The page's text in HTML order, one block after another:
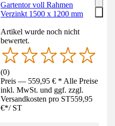
Gartentor voll Rahmen
Verzinkt 1500 x 1200 mm
Artikel wurde noch nicht
bewertet.
(0)
Preis — 559,95 € * Alle Preise
inkl. MwSt. und ggf. zzgl.
Versandkosten pro ST559,95
€*/ ST